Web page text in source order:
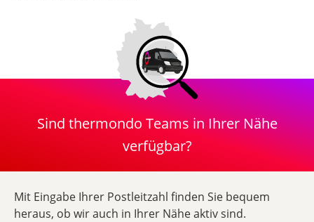
Sind thermondo Teams in Ihrer Nähe
verfügbar?
Mit Eingabe Ihrer Postleitzahl finden Sie bequem
heraus, ob wir auch in Ihrer Nähe aktiv sind.